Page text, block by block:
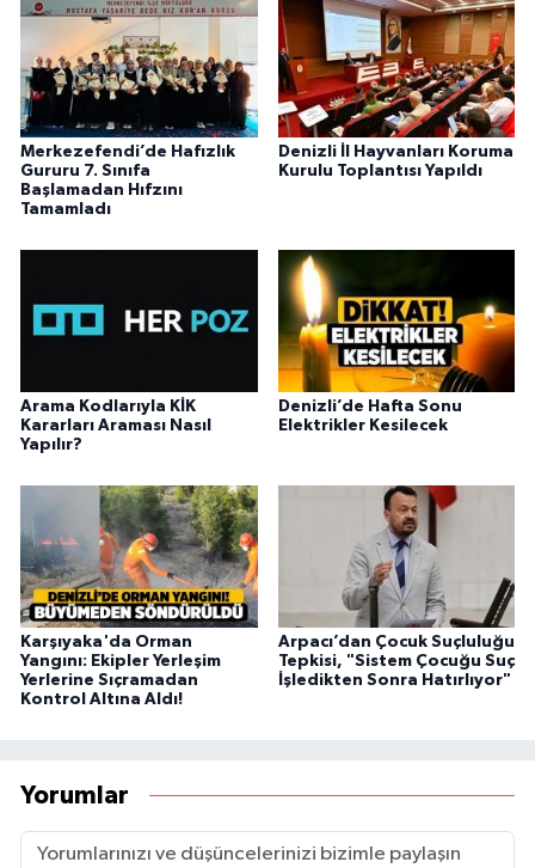
Merkezefendi’de Hafızlık
Gururu 7. Sınıfa
Başlamadan Hıfzını
Tamamladı
Denizli İl Hayvanları Koruma
Kurulu Toplantısı Yapıldı
Arama Kodlarıyla KİK
Kararları Araması Nasıl
Yapılır?
Denizli’de Hafta Sonu
Elektrikler Kesilecek
Karşıyaka'da Orman
Yangını: Ekipler Yerleşim
Yerlerine Sıçramadan
Kontrol Altına Aldı!
Arpacı’dan Çocuk Suçluluğu
Tepkisi, "Sistem Çocuğu Suç
İşledikten Sonra Hatırlıyor"
Yorumlar